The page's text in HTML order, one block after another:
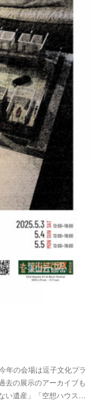
年の会場は逗子文化プラ
去の展示のアーカイブも
い遺産」「空想ハウス…